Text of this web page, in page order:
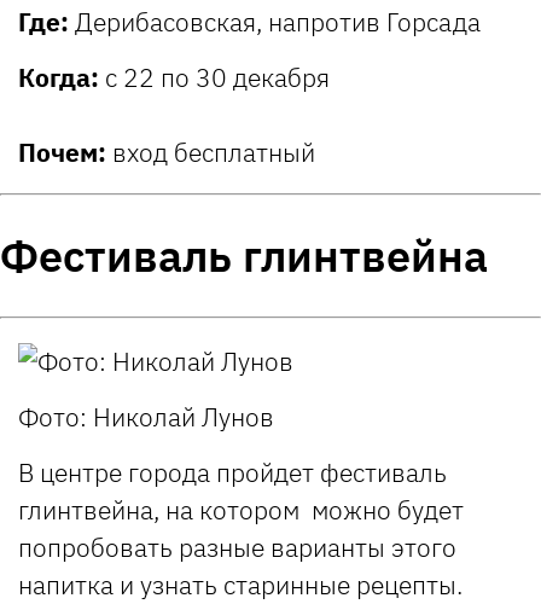
Где: Дерибасовская, напротив Горсада
Когда: с 22 по 30 декабря
Почем: вход бесплатный
Фестиваль глинтвейна
Фото: Николай Лунов
В центре города пройдет фестиваль
глинтвейна, на котором можно будет
попробовать разные варианты этого
напитка и узнать старинные рецепты.